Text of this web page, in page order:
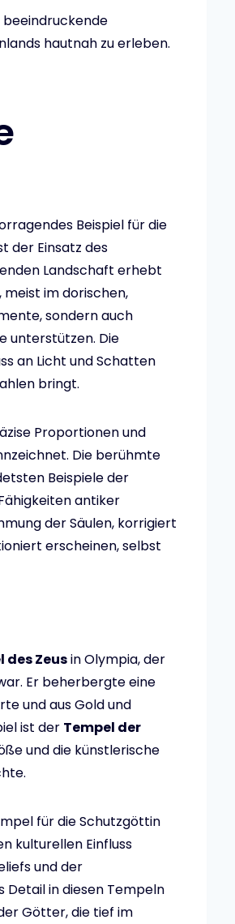
beeindruckende
hautnah zu erleben.
Beispiel für die
der Einsatz des
Landschaft erhebt
im dorischen,
sondern auch
unterstützen. Die
an Licht und Schatten
bringt.
Proportionen und
Die berühmte
Beispiele der
antiker
der Säulen, korrigiert
erscheinen, selbst
des Zeusin Olympia, der
Er beherbergte eine
und aus Gold und
ist der Tempel der
und die künstlerische
für die Schutzgöttin
kulturellen Einfluss
und der
Detail in diesen Tempeln
Götter, die tief im